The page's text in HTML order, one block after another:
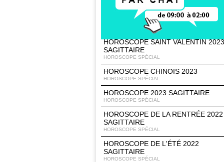
HOROSCOPE PRINTEMPS 2023
SAGITTAIRE
HOROSCOPE SPÉCIAL
HOROSCOPE SAINT VALENTIN 2023
SAGITTAIRE
HOROSCOPE SPÉCIAL
HOROSCOPE CHINOIS 2023
HOROSCOPE SPÉCIAL
HOROSCOPE 2023 SAGITTAIRE
HOROSCOPE SPÉCIAL
HOROSCOPE DE LA RENTRÉE 2022
SAGITTAIRE
HOROSCOPE SPÉCIAL
HOROSCOPE DE L'ÉTÉ 2022
SAGITTAIRE
HOROSCOPE SPÉCIAL